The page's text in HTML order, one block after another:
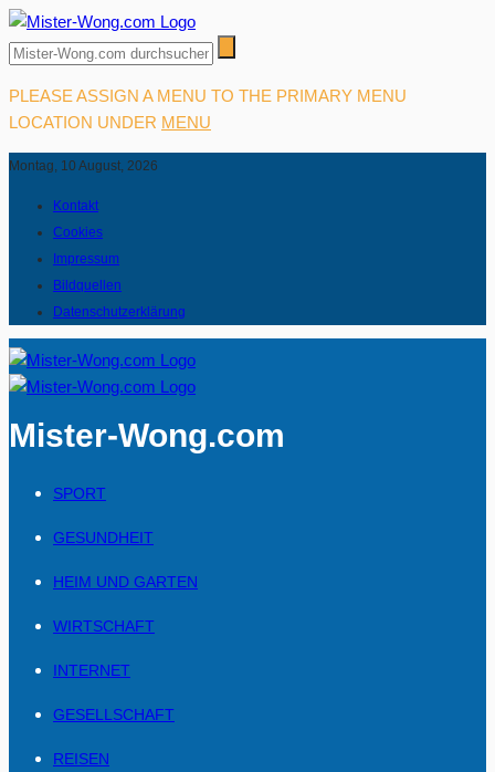
PLEASE ASSIGN A MENU TO THE PRIMARY MENU
LOCATION UNDER MENU
Montag, 10 August, 2026
Kontakt
Cookies
Impressum
Bildquellen
Datenschutzerklärung
Mister-Wong.com
SPORT
GESUNDHEIT
HEIM UND GARTEN
WIRTSCHAFT
INTERNET
GESELLSCHAFT
REISEN